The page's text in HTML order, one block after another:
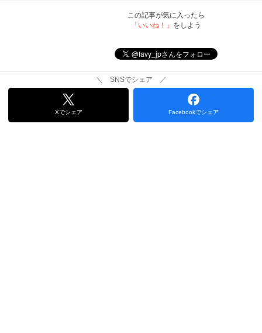
この記事が気に入ったら
「いいね！」 をしよう
＼ SNSでシェア ／
Xでシェア Facebookでシェア